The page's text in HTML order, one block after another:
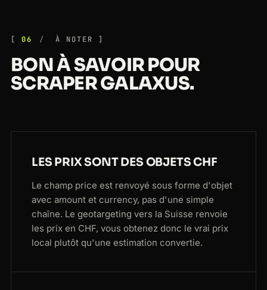
06 À NOTER
BON À SAVOIR POUR
SCRAPER GALAXUS.
LES PRIX SONT DES OBJETS CHF
Le champ price est renvoyé sous forme d'objet
avec amount et currency, pas d'une simple
chaîne. Le geotargeting vers la Suisse renvoie
les prix en CHF, vous obtenez donc le vrai prix
local plutôt qu'une estimation convertie.